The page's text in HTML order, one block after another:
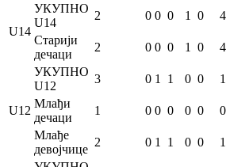
U14
УКУПНО
U14
2 0 0 0 1 0 4
Старији
дечаци
2 0 0 0 1 0 4
U12
УКУПНО
U12
3 0 1 1 0 0
Млађи
дечаци
1 0 0 0 0 0 0
Млађе
девојчице
2 0 1 1 0 0